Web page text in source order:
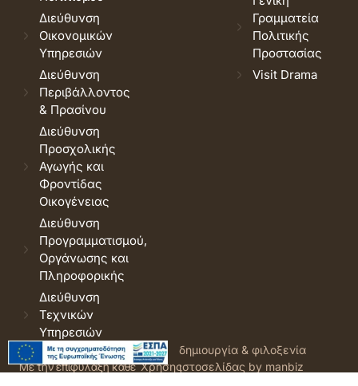
Διεύθυνση
Οικονομικών
Υπηρεσιών
Διεύθυνση
Περιβάλλοντος
& Πρασίνου
Διεύθυνση
Προσχολικής
Αγωγής και
Φροντίδας
Οικογένειας
Διεύθυνση
Προγραμματισμού,
Οργάνωσης και
Πληροφορικής
Διεύθυνση
Τεχνικών
Υπηρεσιών
Γραμματεία
Πολιτικής
Προστασίας
Visit Drama
© 2026 Δήμος Δράμας.
Με την επιφύλαξη κάθε
Όροι
Χρήσης
δημιουργία & φιλοξενία
ιστοσελίδας by manbiz